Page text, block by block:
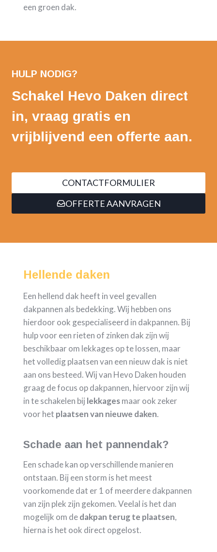
een groen dak.
HULP NODIG?
Schakel Hevo Daken direct
in, vraag gratis en
vrijblijvend een offerte aan.
CONTACTFORMULIER
OFFERTE AANVRAGEN
Hellende daken
Een hellend dak heeft in veel gevallen
dakpannen als bedekking. Wij hebben ons
hierdoor ook gespecialiseerd in dakpannen. Bij
hulp voor een rieten of zinken dak zijn wij
beschikbaar om lekkages op te lossen, maar
het volledig plaatsen van een nieuw dak is niet
aan ons besteed. Wij van Hevo Daken houden
graag de focus op dakpannen, hiervoor zijn wij
in te schakelen bij lekkagesmaar ook zeker
voor het plaatsen van nieuwe daken.
Schade aan het pannendak?
Een schade kan op verschillende manieren
ontstaan. Bij een storm is het meest
voorkomende dat er 1 of meerdere dakpannen
van zijn plek zijn gekomen. Veelal is het dan
mogelijk om dedakpan terug te plaatsen,
hierna is het ook direct opgelost.